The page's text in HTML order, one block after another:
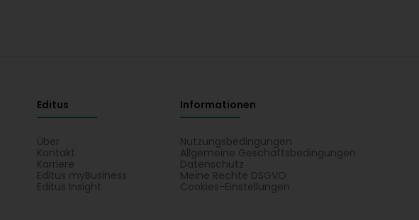
Editus
Über
Kontakt
Karriere
Editus myBusiness
Editus Insight
Informationen
Nutzungsbedingungen
Allgemeine Geschäftsbedingungen
Datenschutz
Meine Rechte DSGVO
Cookies-Einstellungen